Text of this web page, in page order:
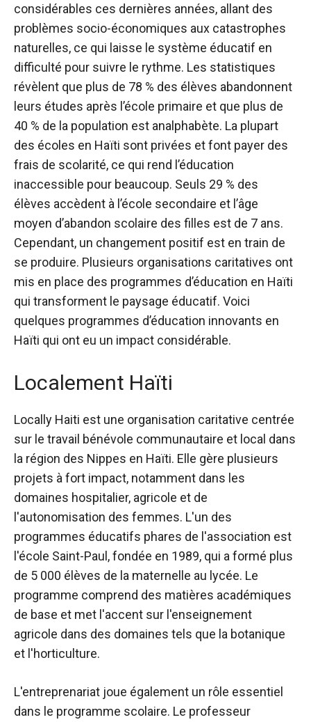
considérables ces dernières années, allant des
problèmes socio-économiques aux catastrophes
naturelles, ce qui laisse le système éducatif en
difficulté pour suivre le rythme. Les statistiques
révèlent que plus de 78 % des élèves abandonnent
leurs études après l’école primaire et que plus de
40 % de la population est analphabète. La plupart
des écoles en Haïti sont privées et font payer des
frais de scolarité, ce qui rend l’éducation
inaccessible pour beaucoup. Seuls 29 % des
élèves accèdent à l’école secondaire et l’âge
moyen d’abandon scolaire des filles est de 7 ans.
Cependant, un changement positif est en train de
se produire. Plusieurs organisations caritatives ont
mis en place des programmes d’éducation en Haïti
qui transforment le paysage éducatif. Voici
quelques programmes d’éducation innovants en
Haïti qui ont eu un impact considérable.
Localement Haïti
Locally Haiti est une organisation caritative centrée
sur le travail bénévole communautaire et local dans
la région des Nippes en Haïti. Elle gère plusieurs
projets à fort impact, notamment dans les
domaines hospitalier, agricole et de
l'autonomisation des femmes. L'un des
programmes éducatifs phares de l'association est
l'école Saint-Paul, fondée en 1989, qui a formé plus
de 5 000 élèves de la maternelle au lycée. Le
programme comprend des matières académiques
de base et met l'accent sur l'enseignement
agricole dans des domaines tels que la botanique
et l'horticulture.
L'entreprenariat joue également un rôle essentiel
dans le programme scolaire. Le professeur